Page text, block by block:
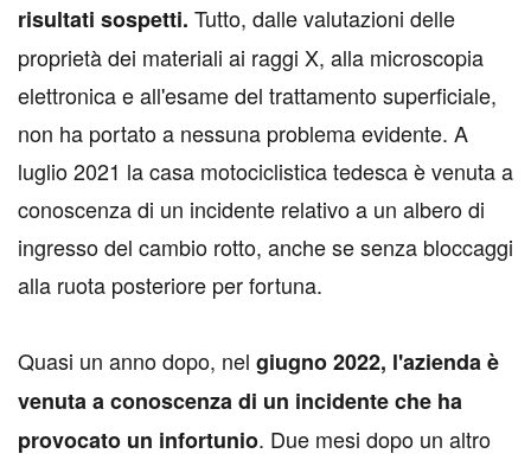
risultati sospetti. Tutto, dalle valutazioni delle
proprietà dei materiali ai raggi X, alla microscopia
elettronica e all'esame del trattamento superficiale,
non ha portato a nessuna problema evidente. A
luglio 2021 la casa motociclistica tedesca è venuta a
conoscenza di un incidente relativo a un albero di
ingresso del cambio rotto, anche se senza bloccaggi
alla ruota posteriore per fortuna.
Quasi un anno dopo, nel giugno 2022, l'azienda è
venuta a conoscenza di un incidente che ha
provocato un infortunio. Due mesi dopo un altro